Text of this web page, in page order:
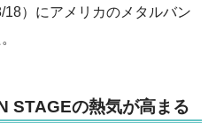
）にアメリカのメタルバン
STAGEの熱気が高まる